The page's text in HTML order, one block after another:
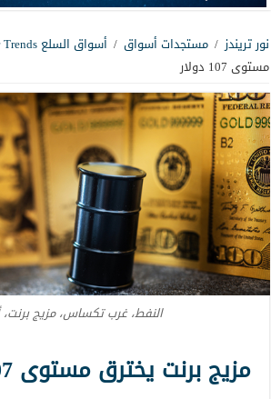
نور تريندز / مستجدات أسواق / أسواق السلع Noor Trends
مستوى 107 دولار
النفط، غرب تكساس، مزيج برنت،
مزيج برنت يخترق مستوى 107 دولار